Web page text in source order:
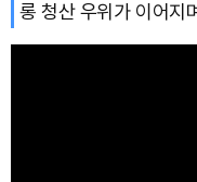
롱 청산 우위가 이어지